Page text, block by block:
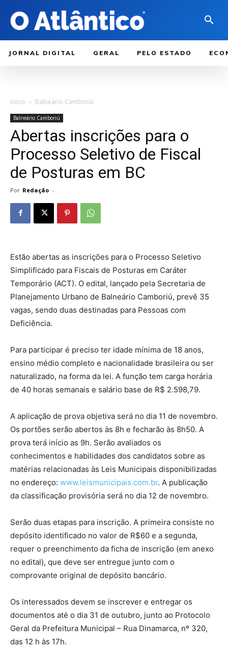
JORNAL DIGITAL GERAL PELO ESTADO
Início Balneário Camboriú
Balneário Camboriú
Abertas inscrições para o
Processo Seletivo de Fiscal
de Posturas em BC
Por Redação -
Estão abertas as inscrições para o Processo Seletivo
Simplificado para Fiscais de Posturas em Caráter
Temporário (ACT). O edital, lançado pela Secretaria de
Planejamento Urbano de Balneário Camboriú, prevê 35
vagas, sendo duas destinadas para Pessoas com
Deficiência.
Para participar é preciso ter idade mínima de 18 anos,
ensino médio completo e nacionalidade brasileira ou ser
naturalizado, na forma da lei. A função tem carga horária
de 40 horas semanais e salário base de R$ 2.598,79.
A aplicação de prova objetiva será no dia 11 de novembro.
Os portões serão abertos às 8h e fecharão às 8h50. A
prova terá início as 9h. Serão avaliados os
conhecimentos e habilidades dos candidatos sobre as
matérias relacionadas às Leis Municipais disponibilizadas
no endereço: www.leismunicipais.com.br. A publicação
da classificação provisória será no dia 12 de novembro.
Serão duas etapas para inscrição. A primeira consiste no
depósito identificado no valor de R$60 e a segunda,
requer o preenchimento da ficha de inscrição (em anexo
no edital), que deve ser entregue junto com o
comprovante original de depósito bancário.
Os interessados devem se inscrever e entregar os
documentos até o dia 31 de outubro, junto ao Protocolo
Geral da Prefeitura Municipal – Rua Dinamarca, nº 320,
das 12 h às 17h.